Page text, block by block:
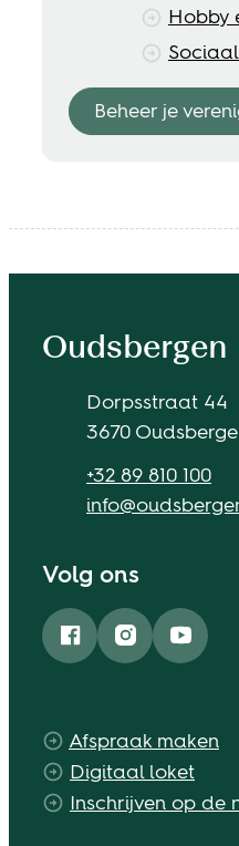
Hobby
Beheer je
Contact &
Oudsbergen
AdresDorpsstraat 44
,3670
+32 89 810 100
E-mailinfo@
Afspraak maken
Digitaal loket
Inschrijven op de
Volg ons
FacebookInstagram